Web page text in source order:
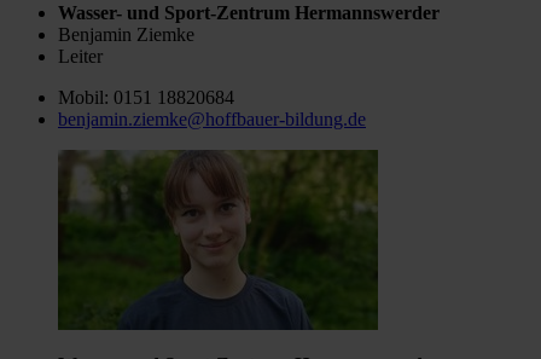
Wasser- und Sport-Zentrum Hermannswerder
Benjamin Ziemke
Leiter
Mobil: 0151 18820684
benjamin.ziemke@hoffbauer-bildung.de